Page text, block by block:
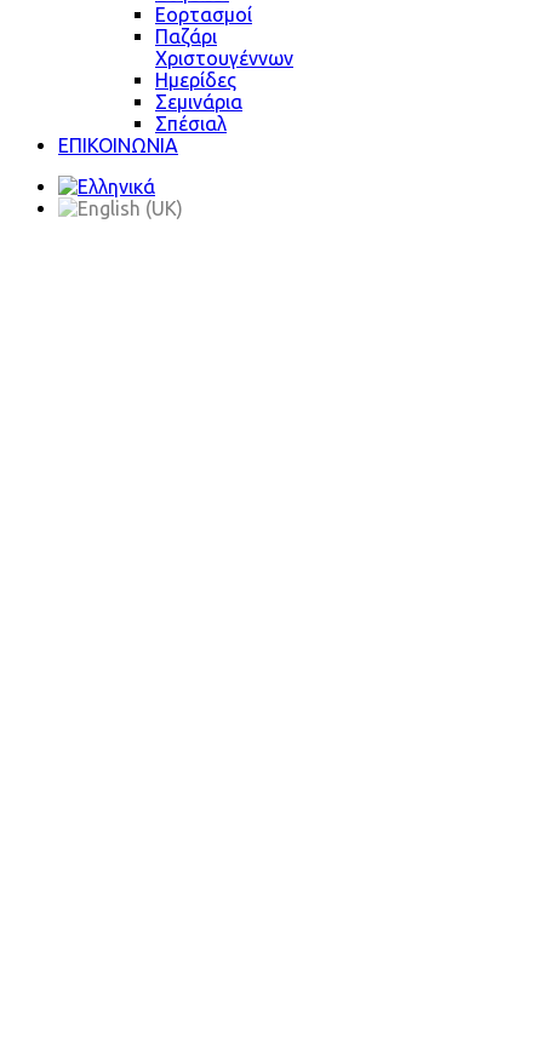
Εορτασμοί
Παζάρι
Χριστουγέννων
Ημερίδες
Σεμινάρια
Σπέσιαλ
ΕΠΙΚΟΙΝΩΝΙΑ